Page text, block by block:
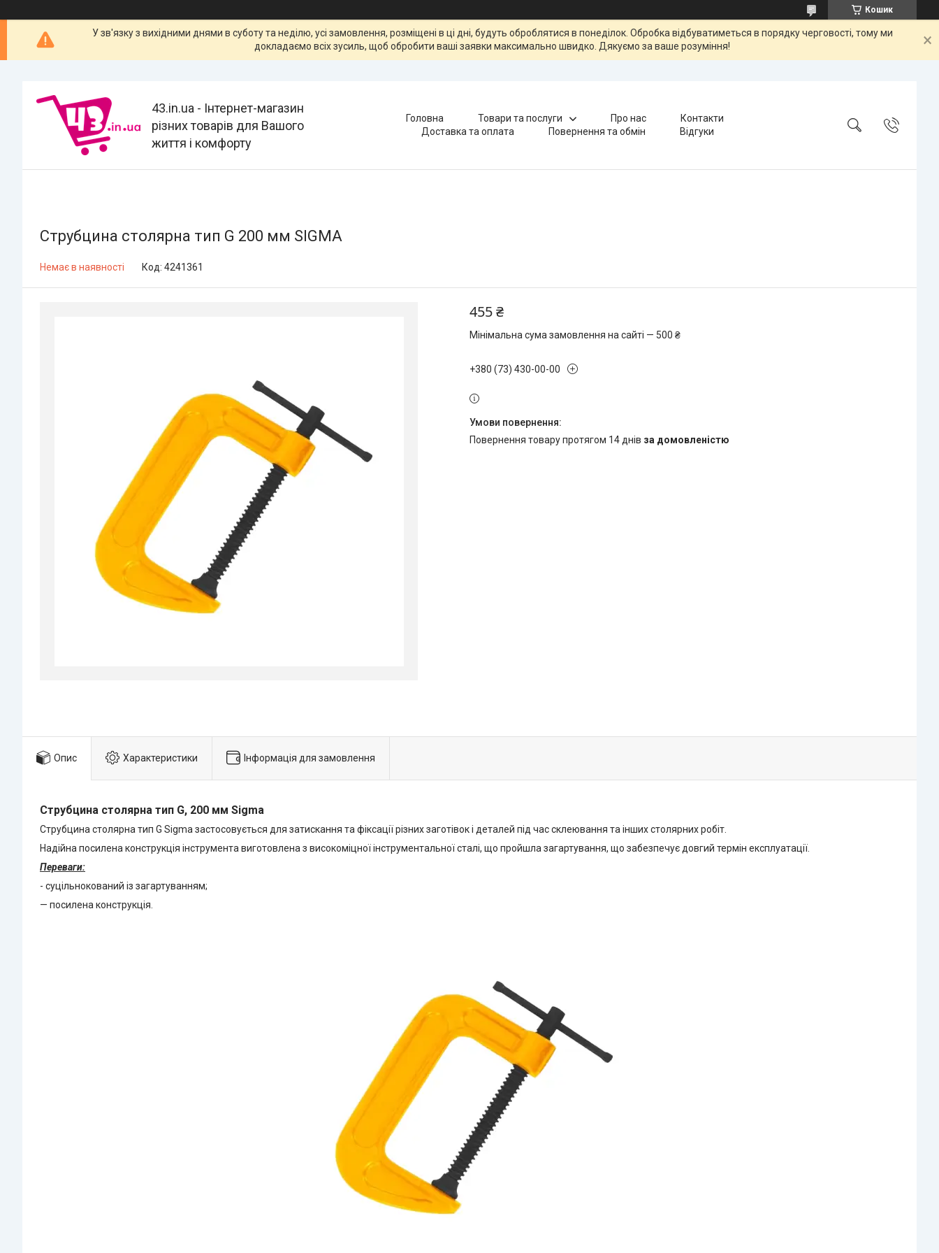
Кошик
У зв'язку з вихідними днями в суботу та неділю, усі замовлення, розміщені в ці дні, будуть оброблятися в понеділок. Обробка відбуватиметься в порядку черговості, тому ми
докладаємо всіх зусиль, щоб обробити ваші заявки максимально швидко. Дякуємо за ваше розуміння!
43.in.ua - Інтернет-магазин
різних товарів для Вашого
життя і комфорту
Головна Товари та послуги Про нас
Контакти
Доставка та оплата
Повернення та обмін Відгуки
Струбцина столярна тип G 200 мм SIGMA
Немає в наявності Код: 4241361
455 ₴
Мінімальна сума замовлення на сайті — 500 ₴
+380 (73) 430-00-00
повернення товару протягом 14 днів за домовленістю
Опис Характеристики Інформація для замовлення
Струбцина столярна тип G, 200 мм Sigma
Струбцина столярна тип G Sigma застосовується для затискання та фіксації різних заготівок і деталей під час склеювання та інших столярних робіт.
Надійна посилена конструкція інструмента виготовлена з високоміцної інструментальної сталі, що пройшла загартування, що забезпечує довгий термін експлуатації.
Переваги:
- суцільнокований із загартуванням;
— посилена конструкція.